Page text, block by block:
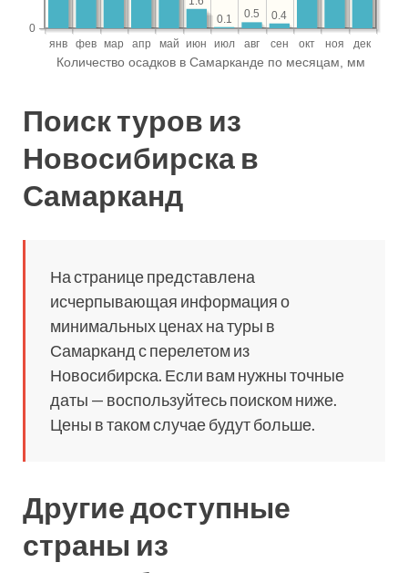
Поиск туров из
Новосибирска в
Самарканд
На странице представлена
исчерпывающая информация о
минимальных ценах на туры в
Самарканд с перелетом из
Новосибирска. Если вам нужны точные
даты — воспользуйтесь поиском ниже.
Цены в таком случае будут больше.
Другие доступные
страны из